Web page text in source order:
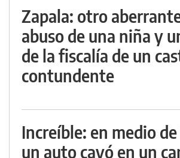
Zapala: otro
abuso de una niña y
de la fiscalía de un
contundente
Increíble: en medio
un auto cayó en un